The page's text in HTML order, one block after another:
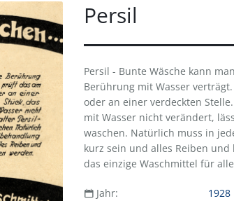
Persil
Persil - Bunte Wäsche kann
Berührung mit Wasser
oder an einer verdeckten
mit Wasser nicht verändert,
waschen. Natürlich muss in
kurz sein und alles Reiben und
das einzige Waschmittel für
Jahr:
1928